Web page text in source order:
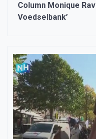
Column Monique
Voedselbank’